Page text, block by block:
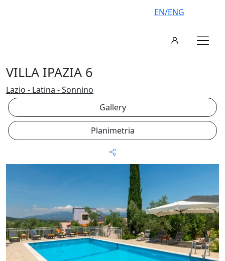
EN/ENG
VILLA IPAZIA 6
Lazio - Latina - Sonnino
Gallery
Planimetria